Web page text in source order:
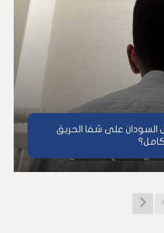
السودان على شفا الحريق